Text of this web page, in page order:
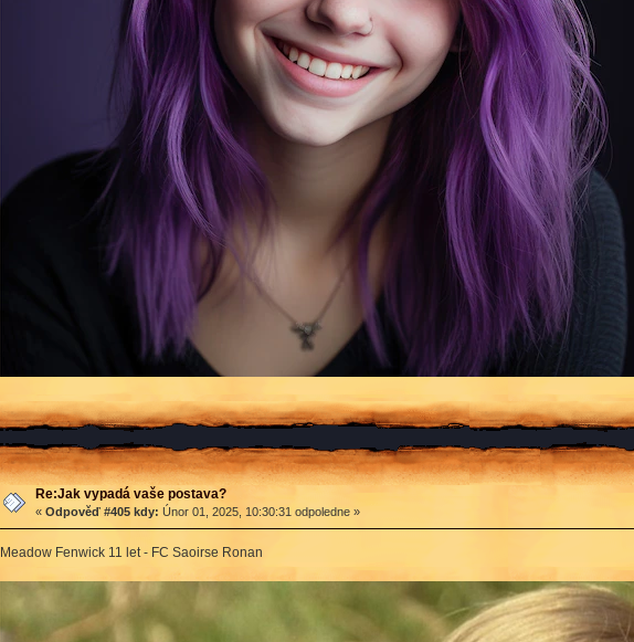
Re:Jak vypadá vaše postava?
« Odpověď #405 kdy: Únor 01, 2025, 10:30:31 odpoledne »
Meadow Fenwick 11 let - FC Saoirse Ronan